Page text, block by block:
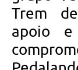
Trem
apoio e